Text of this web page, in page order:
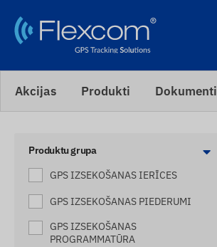
Akcijas Produkti Dokumenti
Produktu grupa
GPS IZSEKOŠANAS IERĪCES
GPS IZSEKOŠANAS PIEDERUMI
GPS IZSEKOŠANAS
PROGRAMMATŪRA